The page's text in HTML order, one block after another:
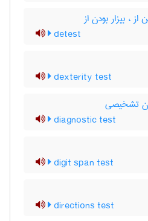
، بیزار بودن از
detest
dexterity test
تشخیصی
diagnostic test
digit span test
directions test